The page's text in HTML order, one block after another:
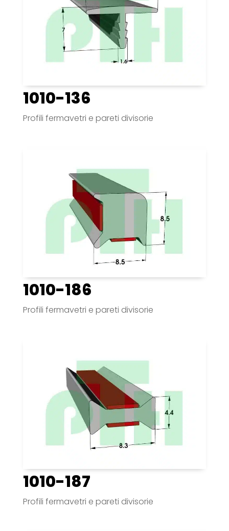
1010-136
Profili fermavetri e pareti divisorie
1010-186
Profili fermavetri e pareti divisorie
1010-187
Profili fermavetri e pareti divisorie